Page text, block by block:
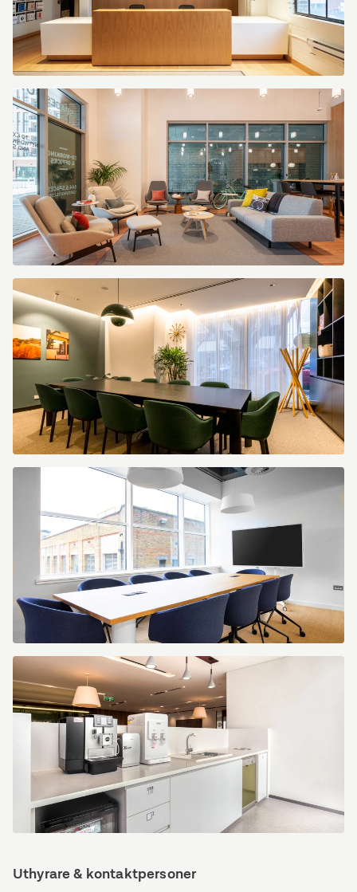
Small
Office
(Копировать).jpg
b3b11098-
dd51-
45b0-
aee9-
0621d3649aa8.jpg
Spaces
Greenville
Falls
Tower
4894
Greenville
Business
Lounge.jpg
Australia
Conference
1.jpg
Spaces
Kensington
Village
5753
Conference
Room
(Копировать).jpg
Uthyrare & kontaktpersoner